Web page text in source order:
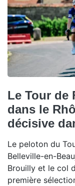
Le Tour de
dans le
décisive
Le peloton du
Belleville-en-
Brouilly et le col
première